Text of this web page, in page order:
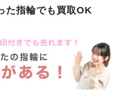
た指輪でも買取OK